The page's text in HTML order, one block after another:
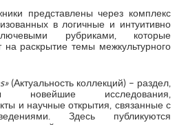
представлены через комплекс
в логичные и интуитивно
рубриками, которые
на раскрытие темы межкультурного
»(Актуальность коллекций) – раздел,
новейшие исследования,
и научные открытия, связанные с
Здесь публикуются